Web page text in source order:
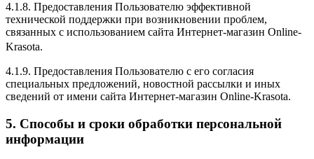
4.1.8. Предоставления Пользователю эффективной
технической поддержки при возникновении проблем,
связанных с использованием сайта Интернет-магазин Online-
Krasota.
4.1.9. Предоставления Пользователю с его согласия
специальных предложений, новостной рассылки и иных
сведений от имени сайта Интернет-магазин Online-Krasota.
5. Способы и сроки обработки персональной
информации